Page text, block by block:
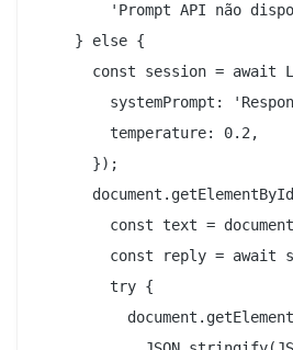
'Prompt API não
    } else {
const session = await
systemPrompt:
        temperature: 0.2,
      });
const text =
const reply = await
        try {